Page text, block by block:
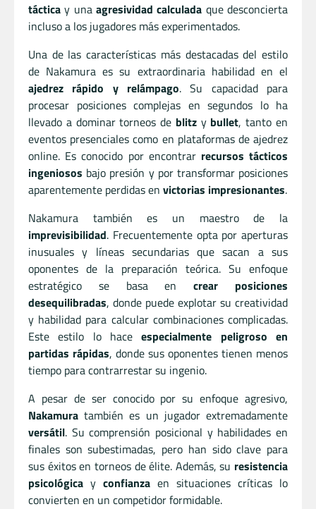
táctica y una agresividad calculada que desconcierta
incluso a los jugadores más experimentados.
Una de las características más destacadas del estilo
de Nakamura es su extraordinaria habilidad en el
ajedrez rápido y relámpago. Su capacidad para
procesar posiciones complejas en segundos lo ha
llevado a dominar torneos de blitzy bullet, tanto en
eventos presenciales como en plataformas de ajedrez
online. Es conocido por encontrar recursos tácticos
ingeniosos bajo presión y por transformar posiciones
aparentemente perdidas en victorias impresionantes.
Nakamura también es un maestro de la
imprevisibilidad. Frecuentemente opta por aperturas
inusuales y líneas secundarias que sacan a sus
oponentes de la preparación teórica. Su enfoque
estratégico se basa encrear posiciones
desequilibradas, donde puede explotar su creatividad
y habilidad para calcular combinaciones complicadas.
Este estilo lo haceespecialmente peligroso en
partidas rápidas, donde sus oponentes tienen menos
tiempo para contrarrestar su ingenio.
A pesar de ser conocido por su enfoque agresivo,
Nakamura también es un jugador extremadamente
versátil. Su comprensión posicional y habilidades en
finales son subestimadas, pero han sido clave para
sus éxitos en torneos de élite. Además, su resistencia
psicológica y confianza en situaciones críticas lo
convierten en un competidor formidable.